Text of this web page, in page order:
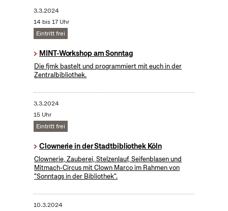
3.3.2024
14 bis 17 Uhr
Eintritt frei
MINT-Workshop am Sonntag
Die fjmk bastelt und programmiert mit euch in der
Zentralbibliothek.
3.3.2024
15 Uhr
Eintritt frei
Clownerie in der Stadtbibliothek Köln
Clownerie, Zauberei, Stelzenlauf, Seifenblasen und
Mitmach-Circus mit Clown Marco im Rahmen von
"Sonntags in der Bibliothek".
10.3.2024